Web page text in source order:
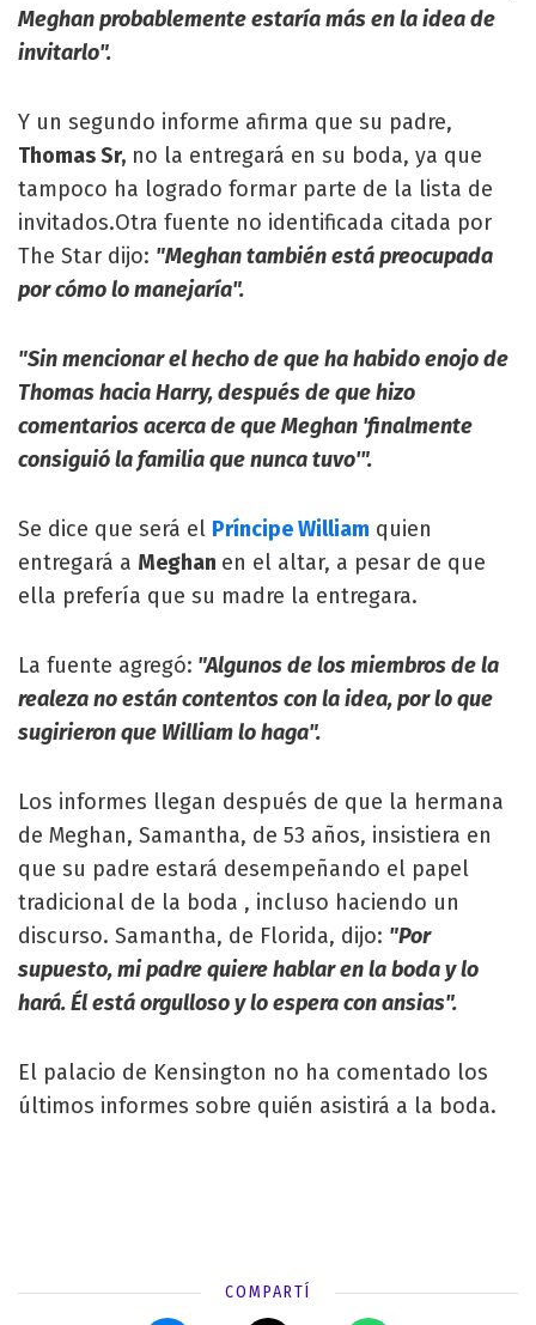
Meghan probablemente estaría más en la idea de
invitarlo".
Y un segundo informe afirma que su padre,
Thomas Sr, no la entregará en su boda, ya que
tampoco ha logrado formar parte de la lista de
invitados.Otra fuente no identificada citada por
The Star dijo: "Meghan también está preocupada
por cómo lo manejaría".
"Sin mencionar el hecho de que ha habido enojo de
Thomas hacia Harry, después de que hizo
comentarios acerca de que Meghan 'finalmente
consiguió la familia que nunca tuvo'".
Se dice que será el Príncipe William quien
entregará a Meghan en el altar, a pesar de que
ella prefería que su madre la entregara.
La fuente agregó: "Algunos de los miembros de la
realeza no están contentos con la idea, por lo que
sugirieron que William lo haga".
Los informes llegan después de que la hermana
de Meghan, Samantha, de 53 años, insistiera en
que su padre estará desempeñando el papel
tradicional de la boda , incluso haciendo un
discurso. Samantha, de Florida, dijo: "Por
supuesto, mi padre quiere hablar en la boda y lo
hará. Él está orgulloso y lo espera con ansias".
El palacio de Kensington no ha comentado los
últimos informes sobre quién asistirá a la boda.
COMPARTÍ